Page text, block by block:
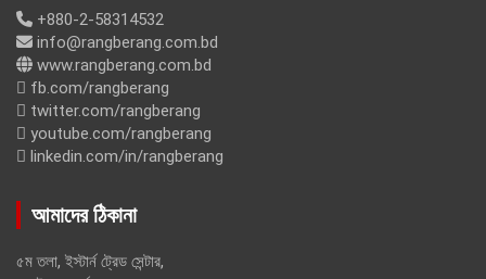
+880-2-58314532
info@rangberang.com.bd
www.rangberang.com.bd
fb.com/rangberang
twitter.com/rangberang
youtube.com/rangberang
linkedin.com/in/rangberang
আমাদের ঠিকানা
৫ম তলা, ইস্টার্ন ট্রেড সেন্টার,